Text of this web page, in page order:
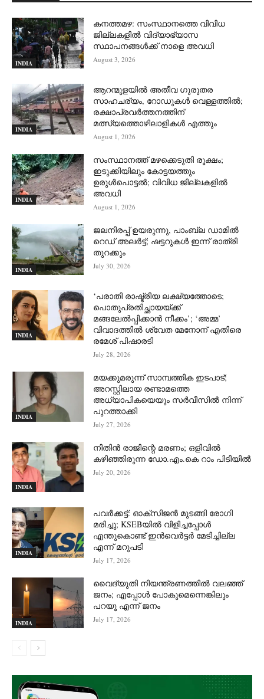
INDIA
കനത്തമഴ: സംസ്ഥാനത്തെ വിവിധ
ജില്ലകളിൽ വിദ്യാഭ്യാസ
സ്ഥാപനങ്ങൾക്ക് നാളെ അവധി
August 3, 2026
INDIA
ആറന്മുളയില്‍ അതീവ ഗുരുതര
സാഹചര്യം, റോഡുകള്‍ വെള്ളത്തില്‍;
രക്ഷാപ്രവര്‍ത്തനത്തിന്
മത്സ്യത്തൊഴിലാളികള്‍ എത്തും
August 1, 2026
INDIA
സംസ്ഥാനത്ത് മഴക്കെടുതി രൂക്ഷം;
ഇടുക്കിയിലും കോട്ടയത്തും
ഉരുള്‍പൊട്ടല്‍; വിവിധ ജില്ലകളില്‍
അവധി
August 1, 2026
INDIA
ജലനിരപ്പ് ഉയരുന്നു, പാംബ്ല ഡാമിൽ
റെഡ് അലർട്ട്; ഷട്ടറുകൾ ഇന്ന് രാത്രി
തുറക്കും
July 30, 2026
INDIA
‘പരാതി രാഷ്ട്രീയ ലക്ഷ്യത്തോടെ;
പൊതുപ്രതിച്ഛായയ്ക്ക്
മങ്ങലേല്‍പ്പിക്കാന്‍ നീക്കം’; ‘അമ്മ’
വിവാദത്തില്‍ ശ്വേത മേനോന് എതിരെ
രമേശ് പിഷാരടി
July 28, 2026
INDIA
മയക്കുമരുന്ന് സാമ്പത്തിക ഇടപാട്;
അറസ്റ്റിലായ രണ്ടാമത്തെ
അധ്യാപികയെയും സർവീസിൽ നിന്ന്
പുറത്താക്കി
July 27, 2026
INDIA
നിതിൻ രാജിന്റെ മരണം; ഒളിവിൽ
കഴിഞ്ഞിരുന്ന ഡോ.എം.കെ റാം പിടിയിൽ
July 20, 2026
INDIA
പവർക്കട്ട്: ഓക്‌സിജൻ മുടങ്ങി രോഗി
മരിച്ചു; KSEBയിൽ വിളിച്ചപ്പോൾ
എന്തുകൊണ്ട് ഇൻവെർട്ടർ മേടിച്ചില്ല
എന്ന് മറുപടി
July 17, 2026
INDIA
വൈദ്യുതി നിയന്ത്രണത്തിൽ വലഞ്ഞ്
ജനം; എപ്പോൾ പോകുമെന്നെങ്കിലും
പറയൂ എന്ന് ജനം
July 17, 2026